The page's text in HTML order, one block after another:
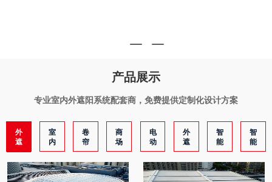
产品展示
专业室内外遮阳系统配套商，免费提供定制化设计方案
外
遮
阳
天
幕
室
内
天
棚
帘
卷
帘
遮
阳
系
商
场
广
告
吊
电
动
消
防
排
外
遮
阳
电
动
智
能
电
机
控
智
能
家
居
遮